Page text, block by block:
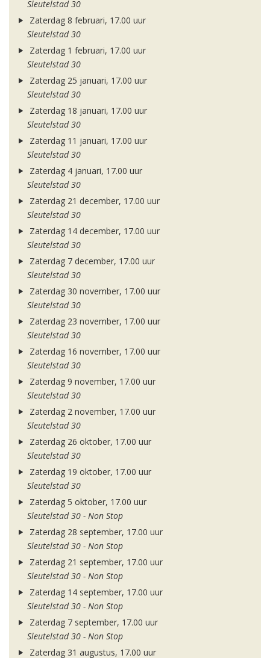
Sleutelstad 30
Zaterdag 8 februari, 17.00 uur
Sleutelstad 30
Zaterdag 1 februari, 17.00 uur
Sleutelstad 30
Zaterdag 25 januari, 17.00 uur
Sleutelstad 30
Zaterdag 18 januari, 17.00 uur
Sleutelstad 30
Zaterdag 11 januari, 17.00 uur
Sleutelstad 30
Zaterdag 4 januari, 17.00 uur
Sleutelstad 30
Zaterdag 21 december, 17.00 uur
Sleutelstad 30
Zaterdag 14 december, 17.00 uur
Sleutelstad 30
Zaterdag 7 december, 17.00 uur
Sleutelstad 30
Zaterdag 30 november, 17.00 uur
Sleutelstad 30
Zaterdag 23 november, 17.00 uur
Sleutelstad 30
Zaterdag 16 november, 17.00 uur
Sleutelstad 30
Zaterdag 9 november, 17.00 uur
Sleutelstad 30
Zaterdag 2 november, 17.00 uur
Sleutelstad 30
Zaterdag 26 oktober, 17.00 uur
Sleutelstad 30
Zaterdag 19 oktober, 17.00 uur
Sleutelstad 30
Zaterdag 5 oktober, 17.00 uur
Sleutelstad 30 - Non Stop
Zaterdag 28 september, 17.00 uur
Sleutelstad 30 - Non Stop
Zaterdag 21 september, 17.00 uur
Sleutelstad 30 - Non Stop
Zaterdag 14 september, 17.00 uur
Sleutelstad 30 - Non Stop
Zaterdag 7 september, 17.00 uur
Sleutelstad 30 - Non Stop
Zaterdag 31 augustus, 17.00 uur